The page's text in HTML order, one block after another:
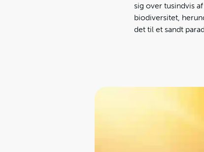
sig over tusindvis
biodiversitet,
det til et sandt